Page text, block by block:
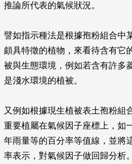
推論所代表的氣候狀況。
譬如指示種法是根據孢粉組合中
頗具特徵的植物，來看待含有它
被與生態環境，例如若含有許多
是淺水環境的植被。
又例如根據現生植被表土孢粉組
重要植屬在氣候因子座標上，如
年雨量等的百分率等值線，並將
率表示，對氣候因子做回歸分析。